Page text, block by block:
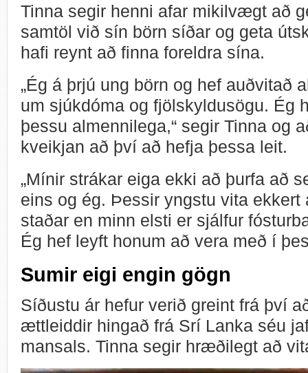
Tinna segir henni afar mikilvægt að
samtöl við sín börn síðar og geta
hafi reynt að finna foreldra sína.
„Ég á þrjú ung börn og hef auðvitað
um sjúkdóma og fjölskyldusögu. Ég
þessu almennilega,“ segir Tinna og
kveikjan að því að hefja þessa leit.
„Mínir strákar eiga ekki að þurfa að
eins og ég. Þessir yngstu vita ekkert
staðar en minn elsti er sjálfur
Ég hef leyft honum að vera með í
Sumir eigi engin gögn
Síðustu ár hefur verið greint frá því
ættleiddir hingað frá Srí Lanka séu
mansals. Tinna segir hræðilegt að